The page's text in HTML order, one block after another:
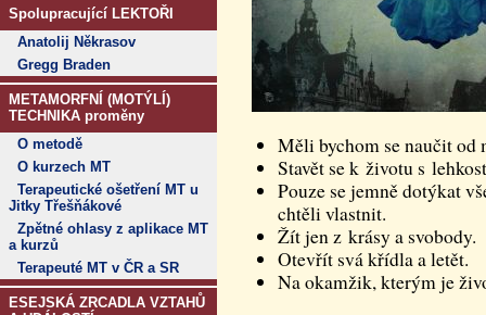
Spolupracující LEKTOŘI
Anatolij Někrasov
Gregg Braden
METAMORFNÍ (MOTÝLÍ)
TECHNIKA proměny
O metodě
O kurzech MT
Terapeutické ošetření MT u
Jitky Třešňákové
Zpětné ohlasy z aplikace MT
a kurzů
Terapeuté MT v ČR a SR
ESEJSKÁ ZRCADLA VZTAHŮ
Měli bychom se naučit
Stavět se k životu s
Pouze se jemně dotýkat
chtěli vlastnit.
Žít jen z krásy a svobody.
Otevřít svá křídla a letět.
Na okamžik, kterým je